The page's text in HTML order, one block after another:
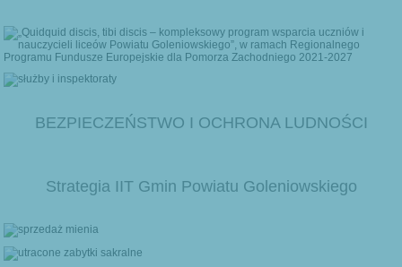
BEZPIECZEŃSTWO I OCHRONA LUDNOŚCI
Strategia IIT Gmin Powiatu Goleniowskiego